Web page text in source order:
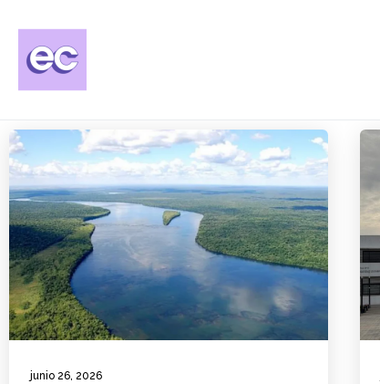
junio 26, 2026